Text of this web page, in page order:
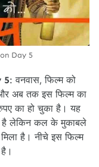
Day 5
5: वनवास, फिल्म को
अब तक इस फिल्म का
का हो चुका है। यह
है लेकिन कल के मुकाबले
है। नीचे इस फिल्म